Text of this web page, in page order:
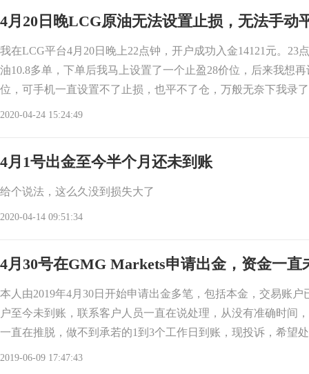
4月20日晚LCG原油无法设置止损，无法手动
我在LCG平台4月20日晚上22点钟，开户成功入金14121元。23
油10.8多单，下单后我马上设置了一个止盈28价位，后来我想
位，可手机一直设置不了止损，也平不了仓，万般无奈下我录
2020-04-24 15:24:49
4月1号出金至今半个月还未到账
给个说法，这么久没到损失大了
2020-04-14 09:51:34
4月30号在GMG Markets申请出金，资金一直
本人由2019年4月30日开始申请出金多笔，包括本金，交易账户
户至今未到账，联系客户人员一直在说处理，从没有准确时间
一直在推脱，做不到承若的1到3个工作日到账，现投诉，希望
https://
2019-06-09 17:47:43